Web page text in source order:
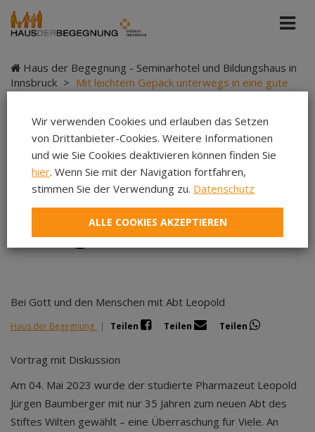
Haus der Begegnung - Seminarhotel und Bildungshaus in
Innsbruck > Mit leichtem Gepäck unterwegs in eine gute
Mit leichtem Gepäck
unterwegs in eine
gute Zukunft
Bei Gott und den Menschen mit Abt Leopold
Haus der Begegnung | Teilen Teilen Teilen
Vortrag mit Diskussion
Am 04. Mai 2023 wurde der studierte Pharmazeut Leopold
Jürgen Baumberger mit nur 35 Jahren zum neuen Abt des
Stiftes Wilten gewählt – eine Überraschung für Viele. An
Wir verwenden Cookies und erlauben das Setzen
von Drittanbieter-Cookies. Weitere Informationen
und wie Sie Cookies deaktivieren können finden Sie
hier. Wenn Sie mit der Navigation fortfahren,
stimmen Sie der Verwendung zu. Datenschutz
ALLE COOKIES AKZEPTIEREN